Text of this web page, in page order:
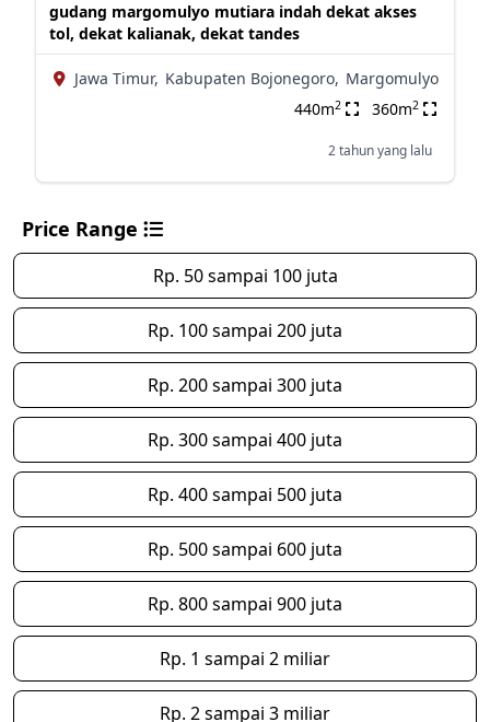
gudang margomulyo mutiara indah dekat akses
tol, dekat kalianak, dekat tandes
Jawa Timur, Kabupaten Bojonegoro, Margomulyo
440m2 360m2
2 tahun yang lalu
Price Range
Rp. 50 sampai 100 juta
Rp. 100 sampai 200 juta
Rp. 200 sampai 300 juta
Rp. 300 sampai 400 juta
Rp. 400 sampai 500 juta
Rp. 500 sampai 600 juta
Rp. 800 sampai 900 juta
Rp. 1 sampai 2 miliar
Rp. 2 sampai 3 miliar